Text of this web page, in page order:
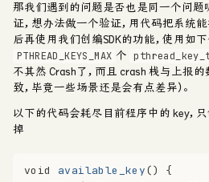
那我们遇到的问题是否也是同一个问题
证，想办法做一个验证，用代码把系统
后再使用我们创编SDK的功能，使用如
PTHREAD_KEYS_MAX 个
不其然 Crash了，而且 crash 栈与上报
致，毕竟一些场景还是会有点差异）。
以下的代码会耗尽目前程序中的 key，
掉
void available_key()
{